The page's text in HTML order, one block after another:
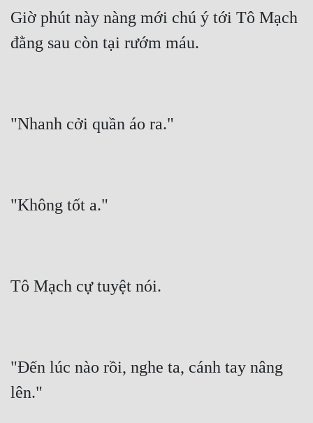
Giờ phút này nàng mới chú ý tới Tô Mạch
đằng sau còn tại rướm máu.
"Nhanh cởi quần áo ra."
"Không tốt a."
Tô Mạch cự tuyệt nói.
"Đến lúc nào rồi, nghe ta, cánh tay nâng
lên."